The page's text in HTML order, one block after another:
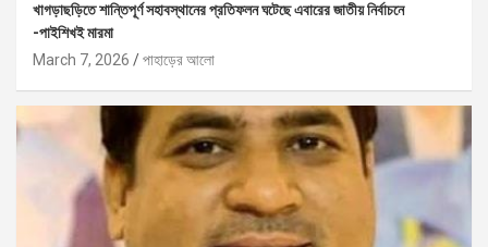
খাগড়াছড়িতে শান্তিপূর্ণ সহাবস্থানের প্রতিফলন ঘটেছে এবারের জাতীয় নির্বাচনে
-পাইশিখই মারমা
March 7, 2026
পাহাড়ের আলো